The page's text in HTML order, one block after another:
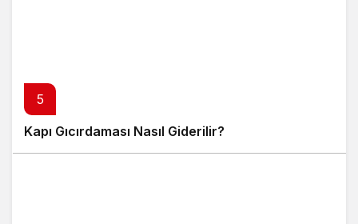
5
Kapı Gıcırdaması Nasıl Giderilir?